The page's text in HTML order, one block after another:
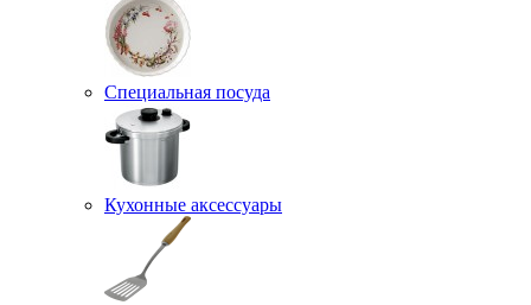
Специальная посуда
Кухонные аксессуары